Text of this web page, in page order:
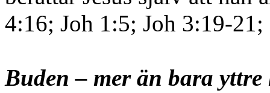
4:16; Joh 1:5; Joh 3:19-
Buden – mer än bara